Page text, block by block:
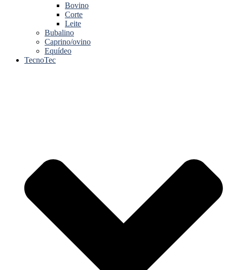
Bovino
Corte
Leite
Bubalino
Caprino/ovino
Equídeo
TecnoTec